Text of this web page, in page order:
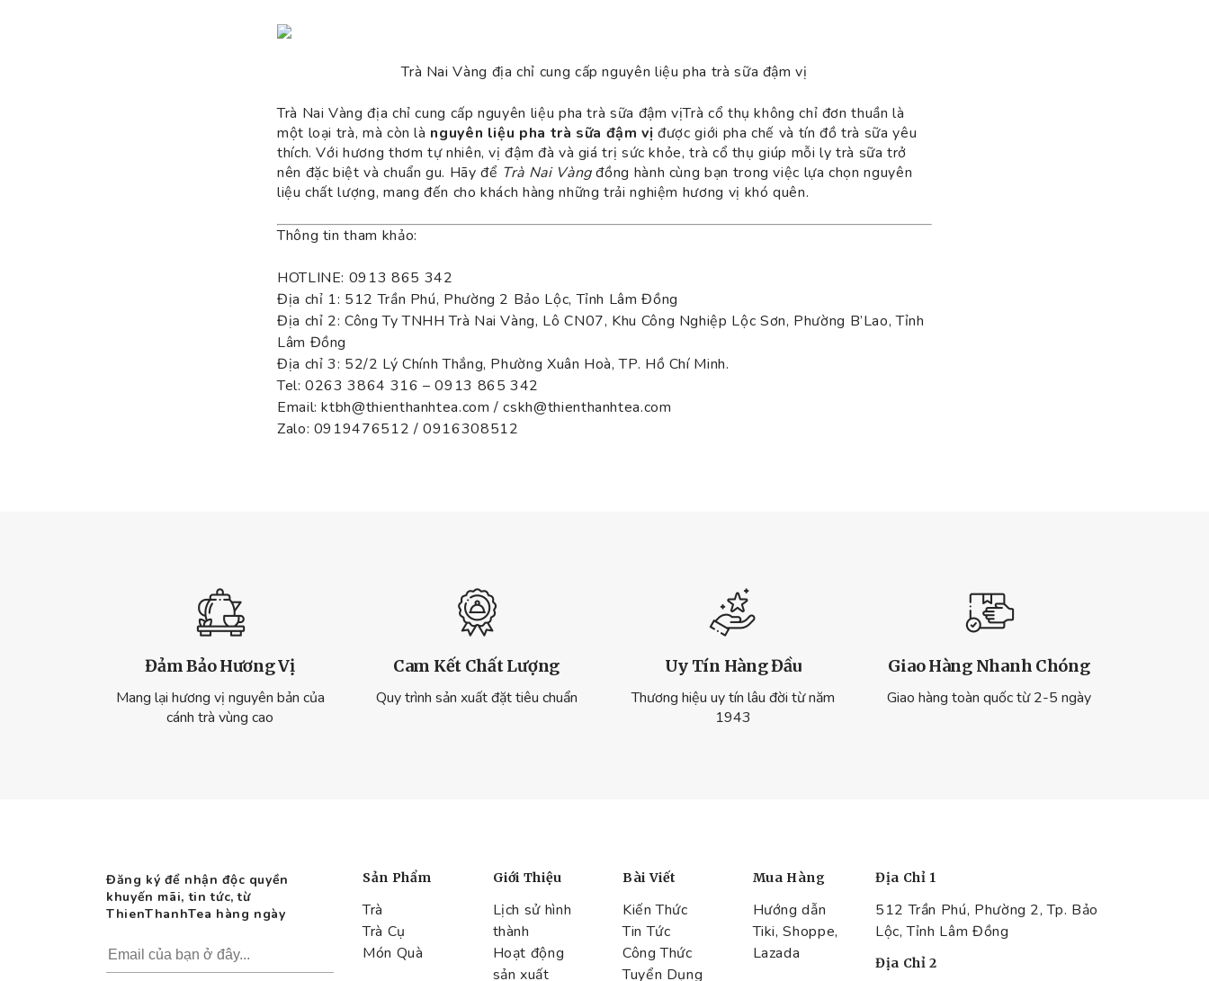
Trà Nai Vàng địa chỉ cung cấp nguyên liệu pha trà sữa đậm vị
Trà Nai Vàng địa chỉ cung cấp nguyên liệu pha trà sữa đậm vịTrà cổ thụ không chỉ đơn thuần là
một loại trà, mà còn là nguyên liệu pha trà sữa đậm vị được giới pha chế và tín đồ trà sữa yêu
thích. Với hương thơm tự nhiên, vị đậm đà và giá trị sức khỏe, trà cổ thụ giúp mỗi ly trà sữa trở
nên đặc biệt và chuẩn gu. Hãy để Trà Nai Vàngđồng hành cùng bạn trong việc lựa chọn nguyên
liệu chất lượng, mang đến cho khách hàng những trải nghiệm hương vị khó quên.
Thông tin tham khảo:
HOTLINE: 0913 865 342
Địa chỉ 1: 512 Trần Phú, Phường 2 Bảo Lộc, Tỉnh Lâm Đồng
Địa chỉ 2: Công Ty TNHH Trà Nai Vàng, Lô CN07, Khu Công Nghiệp Lộc Sơn, Phường B’Lao, Tỉnh
Lâm Đồng
Địa chỉ 3: 52/2 Lý Chính Thắng, Phường Xuân Hoà, TP. Hồ Chí Minh.
Tel: 0263 3864 316 – 0913 865 342
Email: ktbh@thienthanhtea.com / cskh@thienthanhtea.com
Zalo: 0919476512 / 0916308512
Đảm Bảo Hương Vị
Mang lại hương vị nguyên bản của
cánh trà vùng cao
Cam Kết Chất Lượng
Quy trình sản xuất đặt tiêu chuẩn
Uy Tín Hàng Đầu
Thương hiệu uy tín lâu đời từ năm
1943
Giao Hàng Nhanh Chóng
Giao hàng toàn quốc từ 2-5 ngày
Đăng ký để nhận độc quyền
khuyến mãi, tin tức, từ
ThienThanhTea hàng ngày
Sản Phẩm
Trà
Trà Cụ
Món Quà
Giới Thiệu
Lịch sử hình
thành
Hoạt động
sản xuất
Bài Viết
Kiến Thức
Tin Tức
Công Thức
Tuyển Dụng
Mua Hàng
Hướng dẫn
Tiki, Shoppe,
Lazada
Địa Chỉ 1
512 Trần Phú, Phường 2, Tp. Bảo
Lộc, Tỉnh Lâm Đồng
Địa Chỉ 2